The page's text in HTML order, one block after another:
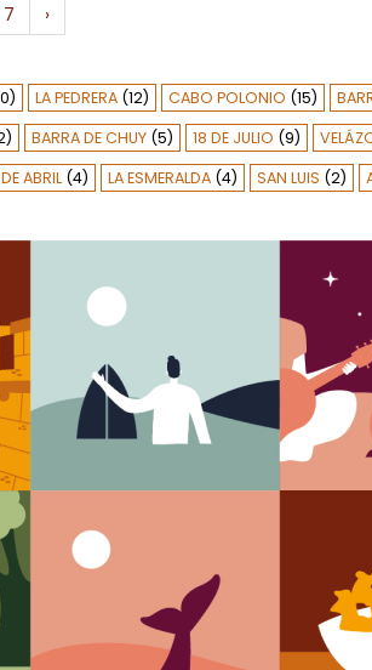
7 ›
LA PEDRERA (12) CABO POLONIO (15)
BARRA DE CHUY (5) 18 DE JULIO (9)
ABRIL (4) LA ESMERALDA (4) SAN LUIS (2)